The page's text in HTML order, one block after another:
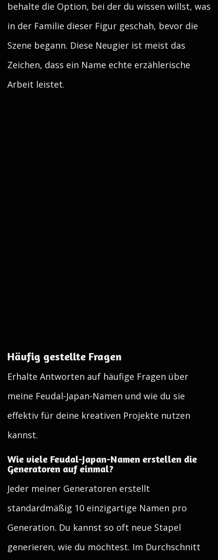
behalte die Option, bei der du wissen willst, was
in der Familie dieser Figur geschah, bevor die
Szene begann. Diese Neugier ist meist das
Zeichen, dass ein Name echte erzählerische
Arbeit leistet.
Häufig gestellte Fragen
Erhalte Antworten auf häufige Fragen über
meine Feudal-Japan-Namen und wie du sie
effektiv für deine kreativen Projekte nutzen
kannst.
Wie viele Feudal-Japan-Namen erstellen die
Generatoren auf einmal?
Jeder meiner Generatoren erstellt
standardmäßig 10 einzigartige Namen pro
Generation. Du kannst so oft neue Stapel
generieren, wie du möchtest. Im Durchschnitt